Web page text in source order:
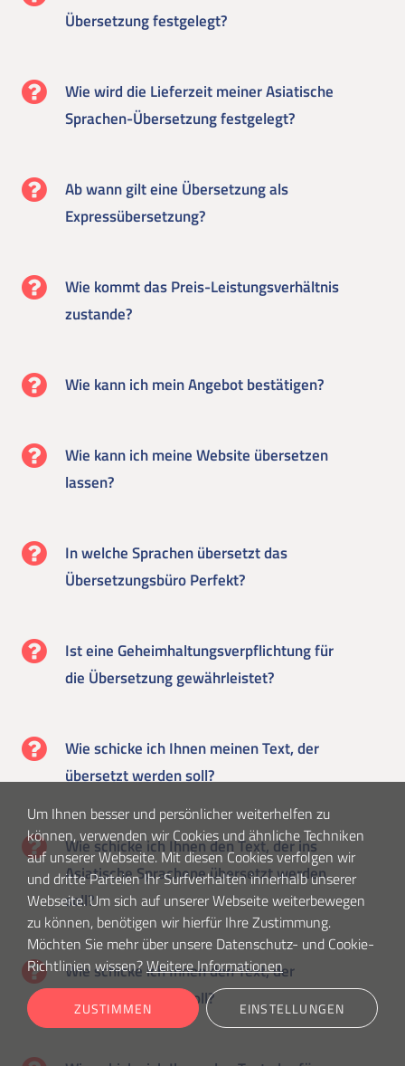
Übersetzung festgelegt?
Wie wird die Lieferzeit meiner Asiatische
Sprachen-Übersetzung festgelegt?
Ab wann gilt eine Übersetzung als
Expressübersetzung?
Wie kommt das Preis-Leistungsverhältnis
zustande?
Wie kann ich mein Angebot bestätigen?
Wie kann ich meine Website übersetzen
lassen?
In welche Sprachen übersetzt das
Übersetzungsbüro Perfekt?
Ist eine Geheimhaltungsverpflichtung für
die Übersetzung gewährleistet?
Wie schicke ich Ihnen meinen Text, der
übersetzt werden soll?
Wie schicke ich Ihnen den Text, der ins
Asiatische Sprachene übersetzt werden
soll?
Wie schicke ich Ihnen den Text, der
übersetzt werden soll?
Um Ihnen besser und persönlicher weiterhelfen zu
können, verwenden wir Cookies und ähnliche Techniken
auf unserer Webseite. Mit diesen Cookies verfolgen wir
und dritte Parteien Ihr Surfverhalten innerhalb unserer
Webseite. Um sich auf unserer Webseite weiterbewegen
zu können, benötigen wir hierfür Ihre Zustimmung.
Möchten Sie mehr über unsere Datenschutz- und Cookie-
Richtlinien wissen?Weitere Informationen
ZUSTIMMEN EINSTELLUNGEN